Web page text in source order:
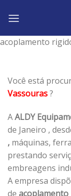
acoplamento
Você está
Vassouras?
AALDY
de Janeiro ,
, máquinas,
prestando
embreagens
A empresa
de acoplamento